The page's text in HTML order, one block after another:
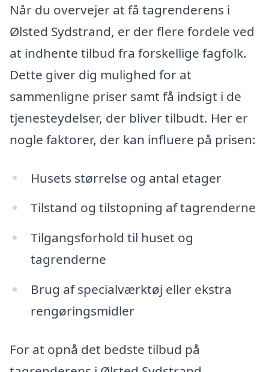
Når du overvejer at få tagrenderens i
Ølsted Sydstrand, er der flere fordele ved
at indhente tilbud fra forskellige fagfolk.
Dette giver dig mulighed for at
sammenligne priser samt få indsigt i de
tjenesteydelser, der bliver tilbudt. Her er
nogle faktorer, der kan influere på prisen:
Husets størrelse og antal etager
Tilstand og tilstopning af tagrenderne
Tilgangsforhold til huset og
tagrenderne
Brug af specialværktøj eller ekstra
rengøringsmidler
For at opnå det bedste tilbud på